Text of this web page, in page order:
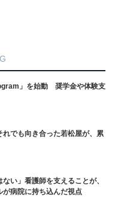
」を始動 奨学金や体験支
れでも向き合った若松屋が、累
い」看護師を支えることが、
が病院に持ち込んだ視点